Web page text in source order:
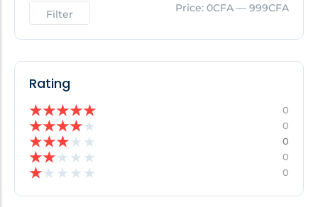
No Posts Found!
Filter Price: 0CFA — 999CFA
Rating
★★★★★ 0
★★★★★ 0
★★★★ ★ 0
★★★ ★ ★ 0
★★ ★ ★ ★ 0